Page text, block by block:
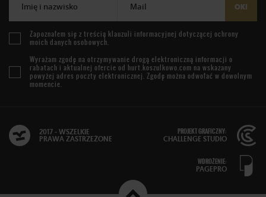
Imię i nazwisko Mail OK!
Zapoznałem się z treścią klauzuli informacyjnej dotyczącej ochrony
moich danych osobowych.
Wyrażam zgodę na otrzymywanie drogą elektroniczną informacji o
rabatach i aktualnej ofercie od hurt.koszulkowo.com na wskazany
powyżej adres poczty elektronicznej. Zgodę można odwołać w dowolnym
momencie.
2017 - WSZELKIE
PRAWA ZASTRZEŻONE
PROJEKT GRAFICZNY:
CHALLENGE STUDIO
WDROŻENIE:
PAGEPRO